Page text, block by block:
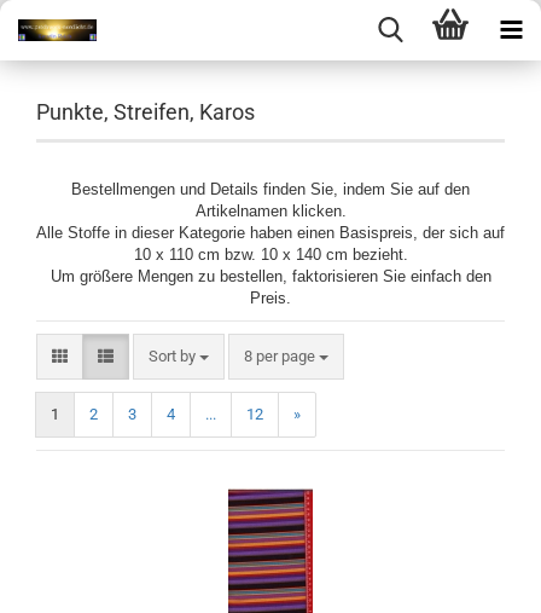
Punkte, Streifen, Karos
Bestellmengen und Details finden Sie, indem Sie auf den
Artikelnamen klicken.
Alle Stoffe in dieser Kategorie haben einen Basispreis, der sich auf
10 x 110 cm bzw. 10 x 140 cm bezieht.
Um größere Mengen zu bestellen, faktorisieren Sie einfach den
Preis.
Sort by
Sort by 8 per page
per page
1 2 3 4 ... 12 »